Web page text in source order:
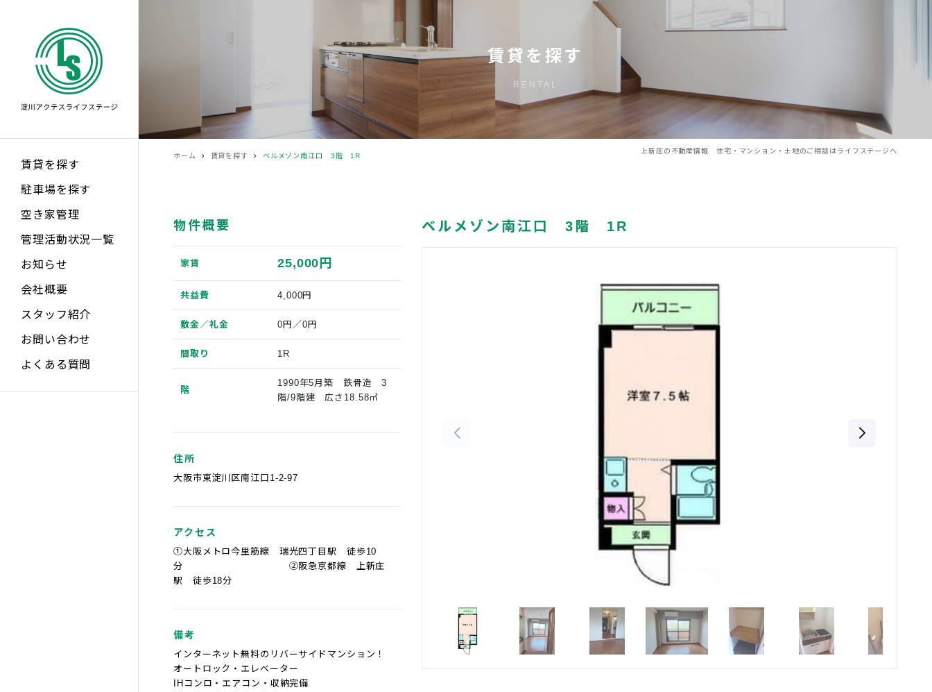
賃貸を探す
駐車場を探す
空き家管理
管理活動状況一覧
お知らせ
会社概要
スタッフ紹介
お問い合わせ
よくある質問
賃貸を探す
RENTAL
ホーム 賃貸を探す ベルメゾン南江口 3階 1R
上新庄の不動産情報 住宅・マンション・土地のご相談はライフステージへ
ベルメゾン南江口 3階 1R
物件概要
家賃 25,000円
共益費 4,000円
敷金／礼金 0円／0円
間取り 1R
階
1990年5月築 鉄骨造 3
階/9階建 広さ18.58㎡
住所
大阪市東淀川区南江口1-2-97
アクセス
①大阪メトロ今里筋線 瑞光四丁目駅 徒歩10
分 ②阪急京都線 上新庄
駅 徒歩18分
備考
インターネット無料のリバーサイドマンション！
オートロック・エレベーター
IHコンロ・エアコン・収納完備